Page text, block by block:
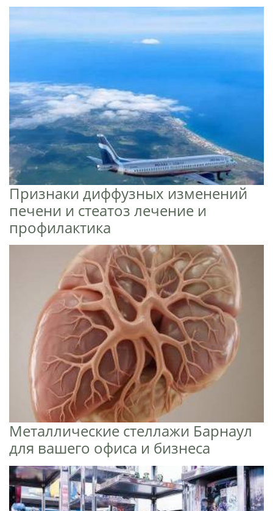
Признаки диффузных изменений
печени и стеатоз лечение и
профилактика
Металлические стеллажи Барнаул
для вашего офиса и бизнеса